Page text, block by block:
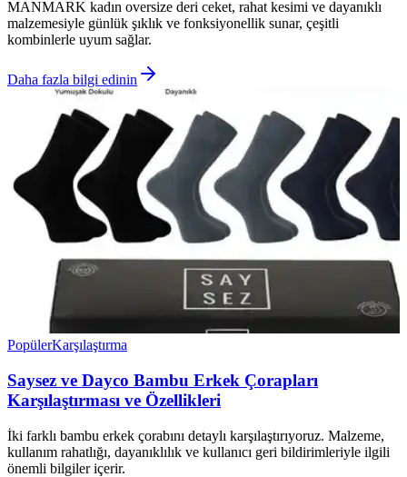
MANMARK kadın oversize deri ceket, rahat kesimi ve dayanıklı
malzemesiyle günlük şıklık ve fonksiyonellik sunar, çeşitli
kombinlerle uyum sağlar.
Daha fazla bilgi edinin
PopülerKarşılaştırma
Saysez ve Dayco Bambu Erkek Çorapları
Karşılaştırması ve Özellikleri
İki farklı bambu erkek çorabını detaylı karşılaştırıyoruz. Malzeme,
kullanım rahatlığı, dayanıklılık ve kullanıcı geri bildirimleriyle ilgili
önemli bilgiler içerir.